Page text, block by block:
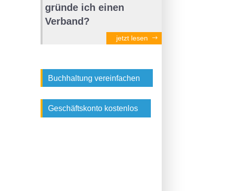
gründe ich einen
Verband?
jetzt lesen
Buchhaltung vereinfachen
Geschäftskonto kostenlos